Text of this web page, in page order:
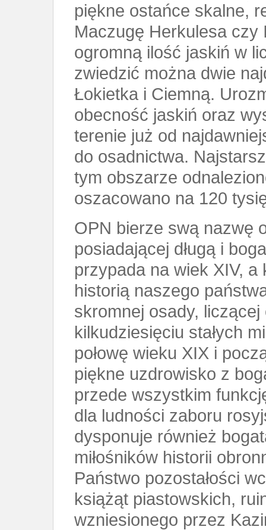
piękne ostańce skalne,
Maczugę Herkulesa czy
ogromną ilość jaskiń w
zwiedzić można dwie
Łokietka i Ciemną.
obecność jaskiń oraz
terenie już od
do osadnictwa.
tym obszarze
oszacowano na 120
OPN bierze swą nazwę
posiadającej długą i
przypada na wiek XIV,
historią naszego
skromnej osady,
kilkudziesięciu stałych
połowę wieku XIX i
piękne uzdrowisko z
przede wszystkim
dla ludności zaboru
dysponuje również
miłośników historii
Państwo pozostałości
książąt piastowskich,
wzniesionego przez